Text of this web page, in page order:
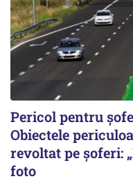
Pericol pentru
Obiectele
revoltat pe șoferi:
foto